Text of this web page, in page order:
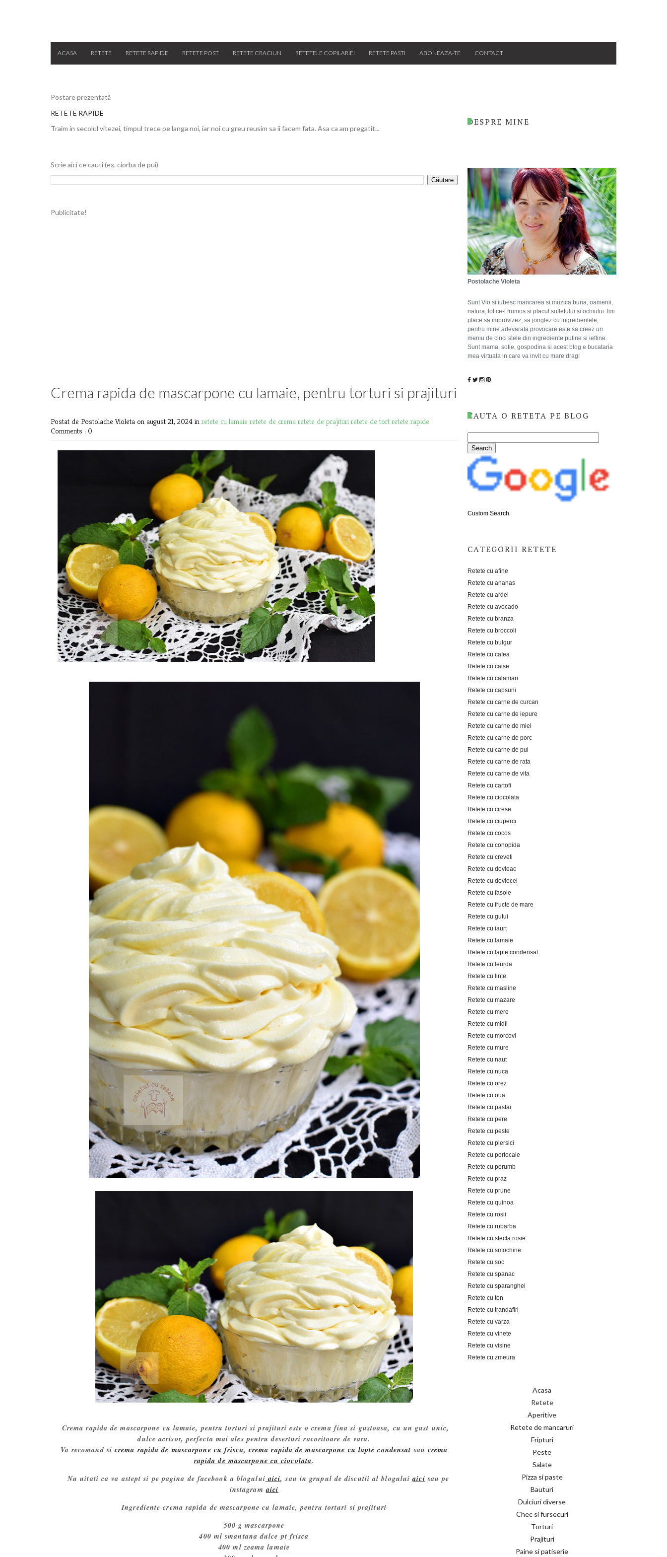
ACASA RETETE RETETE RAPIDE RETETE POST RETETE CRACIUN RETETELE COPILARIEI RETETE PASTI ABONEAZA-TE CONTACT
Postare prezentată
RETETE RAPIDE
Traim in secolul vitezei, timpul trece pe langa noi, iar noi cu greu reusim sa ii facem fata. Asa ca am pregatit...
Scrie aici ce cauti (ex. ciorba de pui)
Publicitate!
Crema rapida de mascarpone cu lamaie, pentru torturi si prajituri
Postat de Postolache Violeta on august 21, 2024 in retete cu lamaie retete de crema retete de prajituri retete de tort retete rapide |
Comments : 0
Crema rapida de mascarpone cu lamaie, pentru torturi si prajituri este o crema fina si gustoasa, cu un gust unic,
dulce acrisor, perfecta mai ales pentru deserturi racoritoare de vara.
Va recomand sicrema rapida de mascarpone cu frisca, crema rapida de mascarpone cu lapte condensat sau crema
rapida de mascarpone cu ciocolata.
Nu uitati ca va astept si pe pagina de facebook a blogului aici, sau in grupul de discutii al bloguluiaici sau pe
instagramaici
Ingrediente crema rapida de mascarpone cu lamaie, pentru torturi si prajituri
500 g mascarpone
400 ml smantana dulce pt frisca
400 ml zeama lamaie
DESPRE MINE
Postolache Violeta
Sunt Vio si iubesc mancarea si muzica buna, oamenii,
natura, tot ce-i frumos si placut sufletului si ochiului. Imi
place sa improvizez, sa jonglez cu ingredientele,
pentru mine adevarata provocare este sa creez un
meniu de cinci stele din ingrediente putine si ieftine.
Sunt mama, sotie, gospodina si acest blog e bucataria
mea virtuala in care va invit cu mare drag!
CAUTA O RETETA PE BLOG
Custom Search
CATEGORII RETETE
Retete cu afine
Retete cu ananas
Retete cu ardei
Retete cu avocado
Retete cu branza
Retete cu broccoli
Retete cu bulgur
Retete cu cafea
Retete cu caise
Retete cu calamari
Retete cu capsuni
Retete cu carne de curcan
Retete cu carne de iepure
Retete cu carne de miel
Retete cu carne de porc
Retete cu carne de pui
Retete cu carne de rata
Retete cu carne de vita
Retete cu cartofi
Retete cu ciocolata
Retete cu cirese
Retete cu ciuperci
Retete cu cocos
Retete cu conopida
Retete cu creveti
Retete cu dovleac
Retete cu dovlecei
Retete cu fasole
Retete cu fructe de mare
Retete cu gutui
Retete cu iaurt
Retete cu lamaie
Retete cu lapte condensat
Retete cu leurda
Retete cu linte
Retete cu masline
Retete cu mazare
Retete cu mere
Retete cu midii
Retete cu morcovi
Retete cu mure
Retete cu naut
Retete cu nuca
Retete cu orez
Retete cu oua
Retete cu pastai
Retete cu pere
Retete cu peste
Retete cu piersici
Retete cu portocale
Retete cu porumb
Retete cu praz
Retete cu prune
Retete cu quinoa
Retete cu rosii
Retete cu rubarba
Retete cu sfecla rosie
Retete cu smochine
Retete cu soc
Retete cu spanac
Retete cu sparanghel
Retete cu ton
Retete cu trandafiri
Retete cu varza
Retete cu vinete
Retete cu visine
Retete cu zmeura
Acasa
Retete
Aperitive
Retete de mancaruri
Fripturi
Peste
Salate
Pizza si paste
Bauturi
Dulciuri diverse
Chec si fursecuri
Torturi
Prajituri
Paine si patiserie